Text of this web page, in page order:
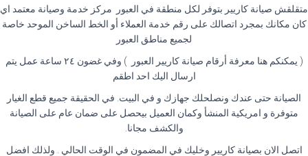
متقلقش صيانة كاريير بتوفر لكل منطقة في العبور مركز خدمة وصيانة معتمد اي
كان مكانك بمجرد اتصالك على رقم خدمة العملاء أو الخط الساخن الموحد خاصة
لجميع مناطق العبور
( يمكنكم هنا معرفة أرقام صيانة كاريير العبور ) وفي غضون ٢٤ ساعة عمل يتم
ارسال اليك احد اطقم
الصيانة حتى عندك ونصلحلك جهازك و في البيت. في الحقيقة جميع قطع الغيار
متوفرة و امريكية المنشأ وكمان العميل بيحصل على ضمان عام على الصيانة
والكشف مجانا.
اتصل الان بصيانة كاريير وخليك في المضمون في الوقت الحالي . ولذلك افضل